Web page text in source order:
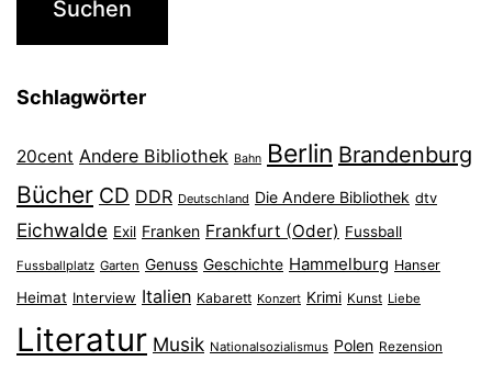
Schlagwörter
20cent Andere Bibliothek Bahn Berlin Brandenburg
Bücher CD DDR Deutschland Die Andere Bibliothek dtv
Eichwalde Exil Franken Frankfurt (Oder) Fussball
Fussballplatz Garten Genuss Geschichte Hammelburg Hanser
Heimat Interview Italien Kabarett Konzert Krimi Kunst Liebe
Literatur Musik Nationalsozialismus Polen Rezension